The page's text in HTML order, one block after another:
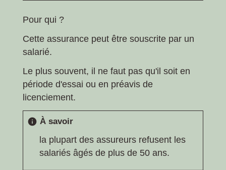
Pour qui ?
Cette assurance peut être souscrite par un
salarié.
Le plus souvent, il ne faut pas qu'il soit en
période d'essai ou en préavis de
licenciement.
info À savoir
la plupart des assureurs refusent les
salariés âgés de plus de 50 ans.